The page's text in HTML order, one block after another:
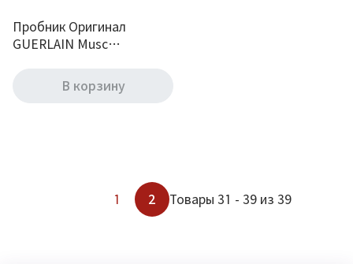
Пробник Оригинал
GUERLAIN Musc
В корзину
1 2 Товары 31 - 39 из 39